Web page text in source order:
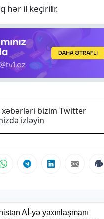
hər il keçirilir.
bizim Twitter
izləyin